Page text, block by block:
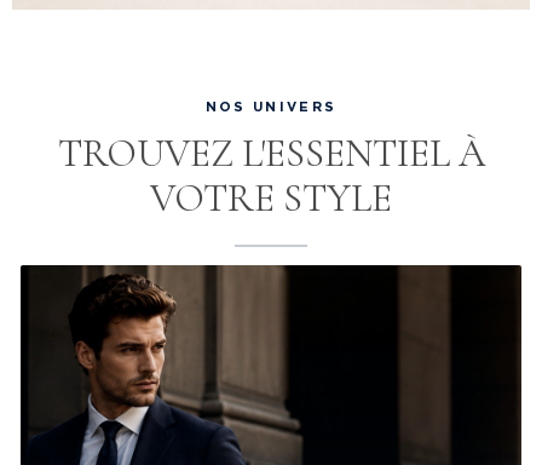
NOS UNIVERS
TROUVEZ L'ESSENTIEL À
VOTRE STYLE